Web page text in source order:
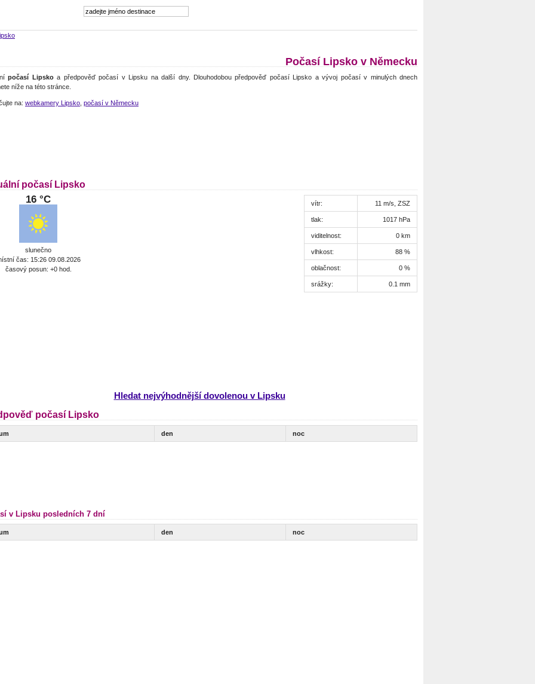
Počasí Lipsko v Německu
počasí Lipskoa předpověď počasí v Lipsku na další dny. Dlouhodobou předpověď počasí Lipsko a vývoj počasí v minulých dnech
níže na této stránce.
na: webkamery Lipsko počasí v Německu
počasí Lipsko
16 °C
slunečno
čas: 15:26 09.08.2026
časový posun: +0 hod.
vítr: 11 m/s, ZSZ
tlak: 1017 hPa
viditelnost: 0 km
vlhkost: 88 %
oblačnost: 0 %
srážky: 0.1 mm
Hledat nejvýhodnější dovolenou v Lipsku
počasí Lipsko
den noc
v Lipsku posledních 7 dní
den noc